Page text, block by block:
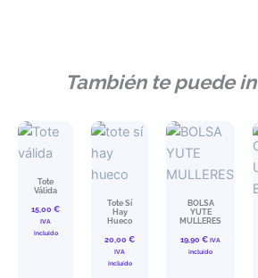
También te puede
Tote
Válida
15,00 €
IVA
incluído
Tote Sí
Hay
Hueco
20,00 €
IVA
incluído
BOLSA
YUTE
MULLERES
19,90 € IVA
incluído